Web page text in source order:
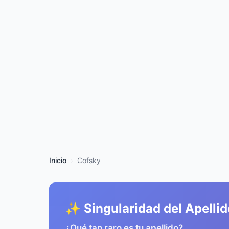
Inicio Cofsky
✨ Singularidad del